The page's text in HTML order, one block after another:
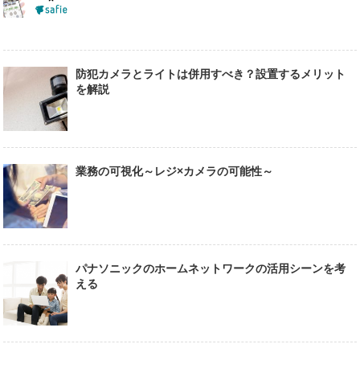
防犯カメラとライトは併用すべき？設置するメリット
を解説
業務の可視化～レジ×カメラの可能性～
パナソニックのホームネットワークの活用シーンを考
える